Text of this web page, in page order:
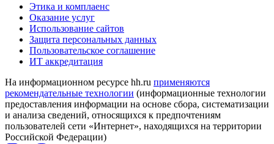
Этика и комплаенс
Оказание услуг
Использование сайтов
Защита персональных данных
Пользовательское соглашение
ИТ аккредитация
На информационном ресурсе hh.ru применяются
рекомендательные технологии (информационные технологии
предоставления информации на основе сбора, систематизации
и анализа сведений, относящихся к предпочтениям
пользователей сети «Интернет», находящихся на территории
Российской Федерации)